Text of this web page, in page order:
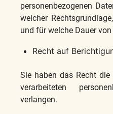
personenbezogenen
welcher
und für welche Dauer
Recht auf
Sie haben das Recht
verarbeiteten
verlangen.